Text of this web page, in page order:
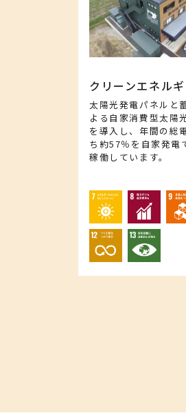
クリーンエネル
太陽光発電パネルと
よる自家消費型太陽
を導入し、年間の総
ち約57％を自家発電
稼働しています。